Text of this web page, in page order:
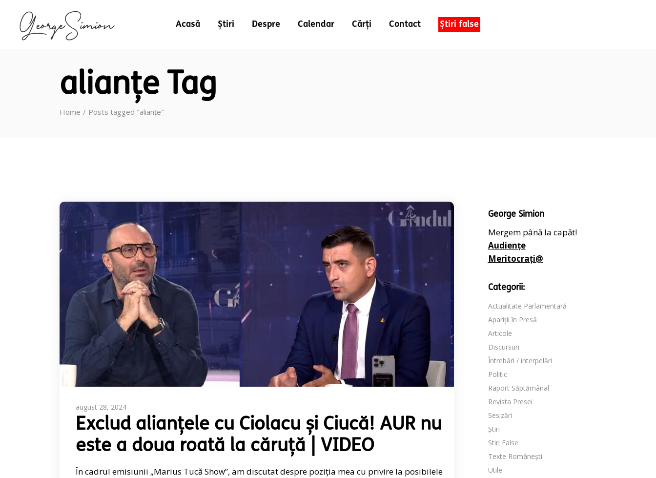
Acasă Știri Despre Calendar Cărți Contact Știri false
alianțe Tag
Home Posts tagged "alianțe"
august 28, 2024
Exclud alianțele cu Ciolacu și Ciucă! AUR nu
este a doua roată la căruță | VIDEO
În cadrul emisiunii „Marius Tucă Show”, am discutat despre poziția mea cu privire la posibilele
George Simion
Mergem până la capăt!
Audiențe
Meritocrați@
Categorii:
Actualitate Parlamentară
Apariții în Presă
Articole
Discursuri
Întrebări / interpelări
Politic
Raport Săptămânal
Revista Presei
Sesizări
Știri
Stiri False
Texte Românești
Utile